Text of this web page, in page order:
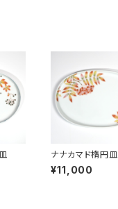
ナナカマド楕円皿
¥11,000